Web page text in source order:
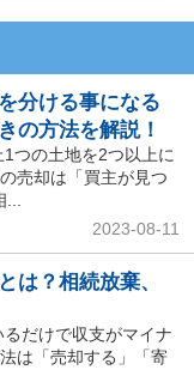
分ける事になる
の方法を解説！
つの土地を2つ以上に
売却は「買主が見つ
...
2023-08-11
は？相続放棄、
だけで収支がマイナ
は「売却する」「寄